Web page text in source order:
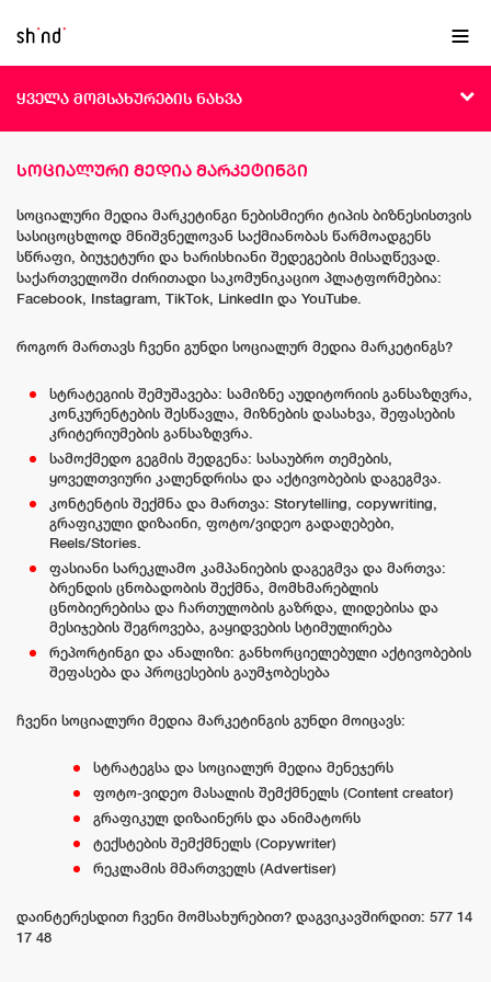
ყველა მომსახურების ნახვა
სოციალური მედია მარკეტინგი
სოციალური მედია მარკეტინგი ნებისმიერი ტიპის ბიზნესისთვის
სასიცოცხლოდ მნიშვნელოვან საქმიანობას წარმოადგენს
სწრაფი, ბიუჯეტური და ხარისხიანი შედეგების მისაღწევად.
საქართველოში ძირითადი საკომუნიკაციო პლატფორმებია:
Facebook, Instagram, TikTok, LinkedIn და YouTube.
როგორ მართავს ჩვენი გუნდი სოციალურ მედია მარკეტინგს?
სტრატეგიის შემუშავება: სამიზნე აუდიტორიის განსაზღვრა,
კონკურენტების შესწავლა, მიზნების დასახვა, შეფასების
კრიტერიუმების განსაზღვრა.
სამოქმედო გეგმის შედგენა: სასაუბრო თემების,
ყოველთვიური კალენდრისა და აქტივობების დაგეგმვა.
კონტენტის შექმნა და მართვა: Storytelling, copywriting,
გრაფიკული დიზაინი, ფოტო/ვიდეო გადაღებები,
Reels/Stories.
ფასიანი სარეკლამო კამპანიების დაგეგმვა და მართვა:
ბრენდის ცნობადობის შექმნა, მომხმარებლის
ცნობიერებისა და ჩართულობის გაზრდა, ლიდებისა და
მესიჯების შეგროვება, გაყიდვების სტიმულირება
რეპორტინგი და ანალიზი: განხორციელებული აქტივობების
შეფასება და პროცესების გაუმჯობესება
ჩვენი სოციალური მედია მარკეტინგის გუნდი მოიცავს:
სტრატეგსა და სოციალურ მედია მენეჯერს
ფოტო-ვიდეო მასალის შემქმნელს (Content creator)
გრაფიკულ დიზაინერს და ანიმატორს
ტექსტების შემქმნელს (Copywriter)
რეკლამის მმართველს (Advertiser)
დაინტერესდით ჩვენი მომსახურებით? დაგვიკავშირდით: 577 14
17 48